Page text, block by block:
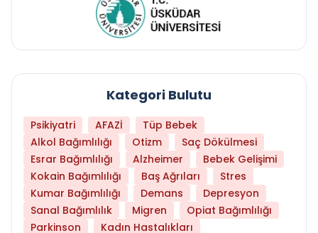
Kategori Bulutu
Psikiyatri AFAZİ
Tüp Bebek
Alkol Bağımlılığı
Otizm
Saç Dökülmesi
Esrar Bağımlılığı
Alzheimer
Bebek Gelişimi
Kokain Bağımlılığı
Baş Ağrıları
Stres
Kumar Bağımlılığı
Demans
Depresyon
Sanal Bağımlılık
Migren
Opiat Bağımlılığı
Parkinson
Kadın Hastalıkları